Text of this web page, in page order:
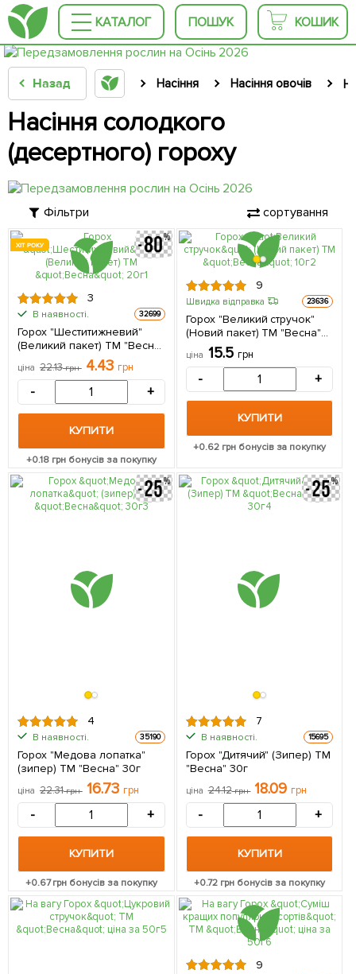
КАТАЛОГ ПОШУК КОШИК
Назад Насіння Насіння овочів
Насіння солодкого
(десертного) гороху
Фільтри сортування
ХІТ РОКУ
3
В наявності. 32699
Горох "Шеститижневий"
(Великий пакет) ТМ "Весна"
ціна 22.13грн 4.43 грн
- +
КУПИТИ
+0.18 грн бонусів за покупку
9
Швидка відправка 23636
Горох "Великий стручок"
(Новий пакет) ТМ "Весна"
ціна 15.5 грн
- +
КУПИТИ
+0.62грн бонусів за покупку
4
В наявності. 35190
Горох "Медова лопатка"
(зипер) ТМ "Весна" 30г
ціна 22.31грн 16.73 грн
- +
КУПИТИ
+0.67грн бонусів за покупку
7
В наявності. 15695
Горох "Дитячий" (Зипер) ТМ
"Весна" 30г
ціна 24.12грн 18.09 грн
- +
КУПИТИ
+0.72 грн бонусів за покупку
9